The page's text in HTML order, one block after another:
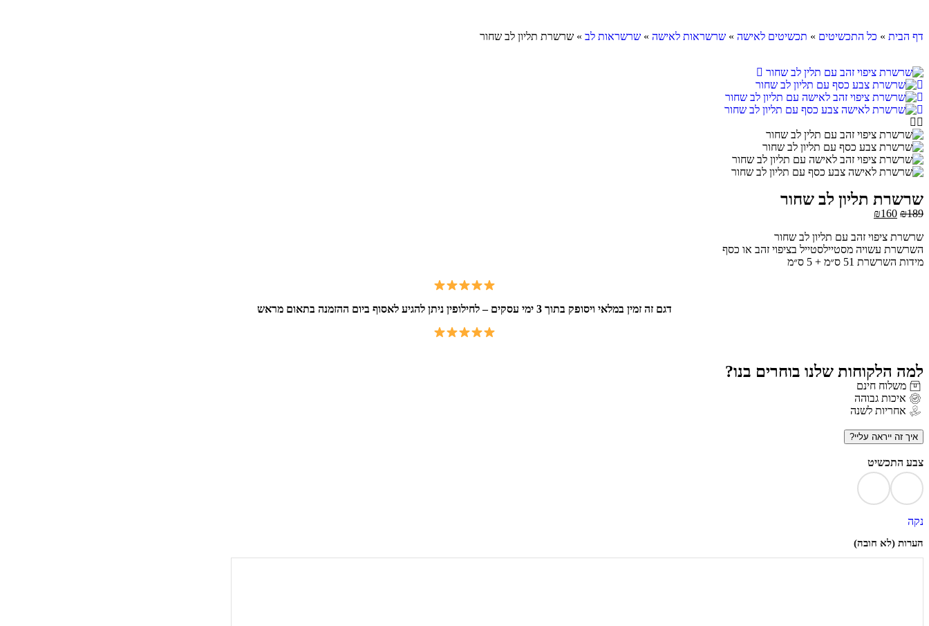
דף הבית » כל התכשיטים » תכשיטים לאישה » שרשראות לאישה » שרשראות לב » שרשרת תליון לב שחור
שרשרת תליון לב שחור
₪189
₪160
שרשרת ציפוי זהב עם תליון לב שחור
השרשרת עשויה מסטיילסטייל בציפוי זהב או כסף
מידות השרשרת 51 ס״מ + 5 ס״מ
דגם זה זמין במלאי ויסופק בתוך 3 ימי עסקים – לחילופין ניתן להגיע לאסוף ביום ההזמנה בתאום מראש
למה הלקוחות שלנו בוחרים בנו?
משלוח חינם
איכות גבוהה
אחריות לשנה
איך זה ייראה עליי?
צבע התכשיט
נקה
הערות (לא חובה)